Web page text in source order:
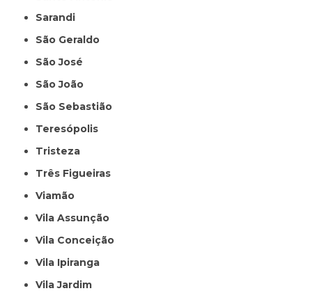
Sarandi
São Geraldo
São José
São João
São Sebastião
Teresópolis
Tristeza
Três Figueiras
Viamão
Vila Assunção
Vila Conceição
Vila Ipiranga
Vila Jardim